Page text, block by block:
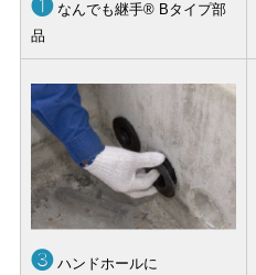
❶なんでも継手® Bタイプ部
品
❸ハンドホールに